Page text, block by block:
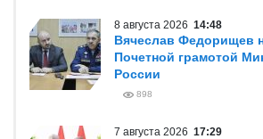
8 августа 2026 14:48
Вячеслав Федорищев
Почетной грамотой
России
898
7 августа 2026 17:29